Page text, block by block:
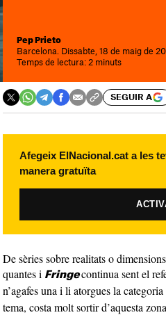
Pep Prieto
Barcelona. Dissabte, 18 de maig de
Temps de lectura: 2 minuts
SEGUIR A
Afegeix ElNacional.cat a les
manera gratuïta
De sèries sobre realitats o
quantes i Fringe continua sent el
n’agafes una i li atorgues la categoria
tema, costa molt sortir d’aquesta